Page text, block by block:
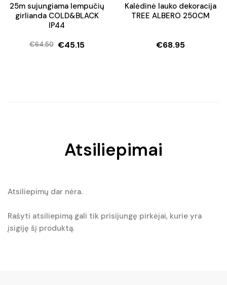
25m sujungiama lempučių
girlianda COLD&BLACK
IP44
€64.50
Original
€45.15
Current
Kalėdinė lauko dekoracija
TREE ALBERO 250CM
€68.95
Atsiliepimai
Atsiliepimų dar nėra.
Rašyti atsiliepimą gali tik prisijungę pirkėjai, kurie yra
įsigiję šį produktą.